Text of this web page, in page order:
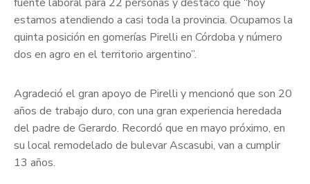
fuente laboral para 22 personas y destacó que “hoy
estamos atendiendo a casi toda la provincia. Ocupamos la
quinta posición en gomerías Pirelli en Córdoba y número
dos en agro en el territorio argentino”.
Agradeció el gran apoyo de Pirelli y mencionó que son 20
años de trabajo duro, con una gran experiencia heredada
del padre de Gerardo. Recordó que en mayo próximo, en
su local remodelado de bulevar Ascasubi, van a cumplir
13 años.